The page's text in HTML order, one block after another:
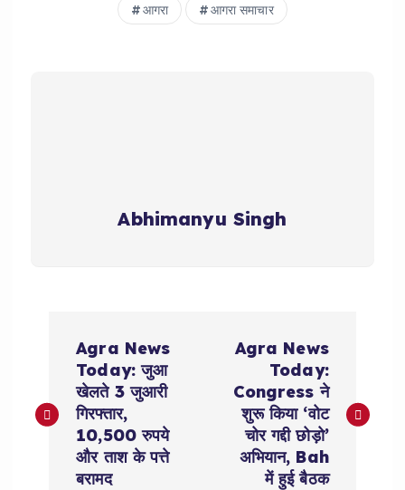
आगरा आगरा समाचार
Abhimanyu Singh
s
Agra News
Today: जुआ
खेलते 3 जुआरी
गिरफ्तार,
10,500 रुपये
और ताश के पत्ते
बरामद
Agra News
Today:
Congress ने
शुरू किया ‘वोट
चोर गद्दी छोड़ो’
अभियान, Bah
में हुई बैठक